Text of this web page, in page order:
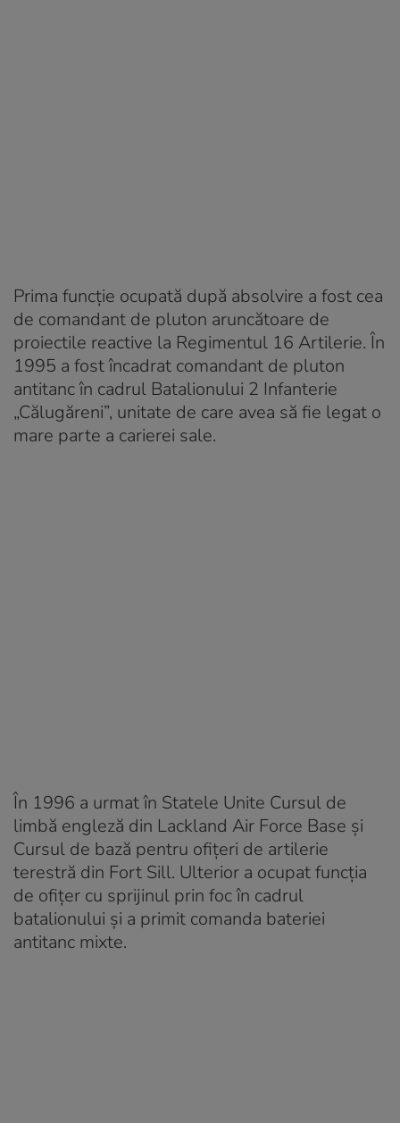
Prima funcție ocupată după absolvire a fost cea
de comandant de pluton aruncătoare de
proiectile reactive la Regimentul 16 Artilerie. În
1995 a fost încadrat comandant de pluton
antitanc în cadrul Batalionului 2 Infanterie
„Călugăreni”, unitate de care avea să fie legat o
mare parte a carierei sale.
În 1996 a urmat în Statele Unite Cursul de
limbă engleză din Lackland Air Force Base și
Cursul de bază pentru ofițeri de artilerie
terestră din Fort Sill. Ulterior a ocupat funcția
de ofițer cu sprijinul prin foc în cadrul
batalionului și a primit comanda bateriei
antitanc mixte.